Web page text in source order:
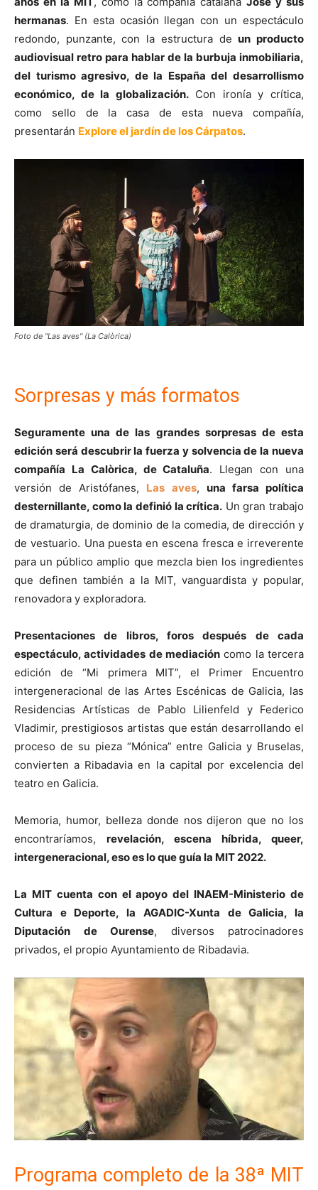
hermanas. En esta ocasión llegan con un espectáculo
redondo, punzante, con la estructura deun producto
audiovisual retro para hablar de la burbuja inmobiliaria,
del turismo agresivo, de la España del desarrollismo
económico, de la globalización.Con ironía y crítica,
como sello de la casa de esta nueva compañía,
presentarán Explore el jardín de los Cárpatos.
Foto de "Las aves" (La Calòrica)
Sorpresas y más formatos
Seguramente una de las grandes sorpresas de esta
edición será descubrir la fuerza y solvencia de la nueva
compañía La Calòrica, de Cataluña. Llegan con una
versión de Aristófanes, Las aves, una farsa política
desternillante, como la definió la crítica. Un gran trabajo
de dramaturgia, de dominio de la comedia, de dirección y
de vestuario. Una puesta en escena fresca e irreverente
para un público amplio que mezcla bien los ingredientes
que definen también a la MIT, vanguardista y popular,
renovadora y exploradora.
Presentaciones de libros, foros después de cada
espectáculo, actividades de mediación como la tercera
edición de “Mi primera MIT”, el Primer Encuentro
intergeneracional de las Artes Escénicas de Galicia, las
Residencias Artísticas de Pablo Lilienfeld y Federico
Vladimir, prestigiosos artistas que están desarrollando el
proceso de su pieza “Mónica” entre Galicia y Bruselas,
convierten a Ribadavia en la capital por excelencia del
teatro en Galicia.
Memoria, humor, belleza donde nos dijeron que no los
encontraríamos, revelación, escena híbrida, queer,
intergeneracional, eso es lo que guía la MIT 2022.
La MIT cuenta con el apoyo del INAEM-Ministerio de
Cultura e Deporte, la AGADIC-Xunta de Galicia, la
Diputación de Ourense, diversos patrocinadores
privados, el propio Ayuntamiento de Ribadavia.
Programa completo de la 38ª MIT